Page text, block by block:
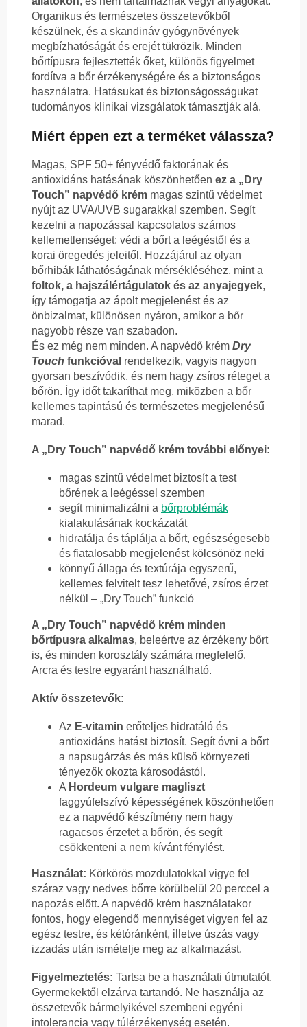
Organikus és természetes összetevőkből
készülnek, és a skandináv gyógynövények
megbízhatóságát és erejét tükrözik. Minden
bőrtípusra fejlesztették őket, különös figyelmet
fordítva a bőr érzékenységére és a biztonságos
használatra. Hatásukat és biztonságosságukat
tudományos klinikai vizsgálatok támasztják alá.
Miért éppen ezt a terméket válassza?
Magas, SPF 50+ fényvédő faktorának és
antioxidáns hatásának köszönhetően ez a „Dry
Touch” napvédő krém magas szintű védelmet
nyújt az UVA/UVB sugarakkal szemben. Segít
kezelni a napozással kapcsolatos számos
kellemetlenséget: védi a bőrt a leégéstől és a
korai öregedés jeleitől. Hozzájárul az olyan
bőrhibák láthatóságának mérsékléséhez, mint a
foltok, a hajszálértágulatok és az anyajegyek,
így támogatja az ápolt megjelenést és az
önbizalmat, különösen nyáron, amikor a bőr
nagyobb része van szabadon.
És ez még nem minden. A napvédő krém Dry
Touch funkcióval rendelkezik, vagyis nagyon
gyorsan beszívódik, és nem hagy zsíros réteget a
bőrön. Így időt takaríthat meg, miközben a bőr
kellemes tapintású és természetes megjelenésű
marad.
A „Dry Touch” napvédő krém további előnyei:
magas szintű védelmet biztosít a test
bőrének a leégéssel szemben
segít minimalizálni a bőrproblémák
kialakulásának kockázatát
hidratálja és táplálja a bőrt, egészségesebb
és fiatalosabb megjelenést kölcsönöz neki
könnyű állaga és textúrája egyszerű,
kellemes felvitelt tesz lehetővé, zsíros érzet
nélkül – „Dry Touch” funkció
A „Dry Touch” napvédő krém minden
bőrtípusra alkalmas, beleértve az érzékeny bőrt
is, és minden korosztály számára megfelelő.
Arcra és testre egyaránt használható.
Aktív összetevők:
Az E-vitamin erőteljes hidratáló és
antioxidáns hatást biztosít. Segít óvni a bőrt
a napsugárzás és más külső környezeti
tényezők okozta károsodástól.
A Hordeum vulgare magliszt
faggyúfelszívó képességének köszönhetően
ez a napvédő készítmény nem hagy
ragacsos érzetet a bőrön, és segít
csökkenteni a nem kívánt fénylést.
Használat: Körkörös mozdulatokkal vigye fel
száraz vagy nedves bőrre körülbelül 20 perccel a
napozás előtt. A napvédő krém használatakor
fontos, hogy elegendő mennyiséget vigyen fel az
egész testre, és kétóránként, illetve úszás vagy
izzadás után ismételje meg az alkalmazást.
Figyelmeztetés: Tartsa be a használati útmutatót.
Gyermekektől elzárva tartandó. Ne használja az
összetevők bármelyikével szembeni egyéni
intolerancia vagy túlérzékenység esetén.